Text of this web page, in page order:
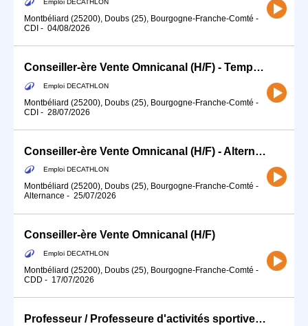
Montbéliard (25200), Doubs (25), Bourgogne-Franche-Comté -
CDI - 04/08/2026
Conseiller-ère Vente Omnicanal (H/F) - Temps partiel
Emploi DECATHLON
Montbéliard (25200), Doubs (25), Bourgogne-Franche-Comté -
CDI - 28/07/2026
Conseiller-ère Vente Omnicanal (H/F) - Alternance
Emploi DECATHLON
Montbéliard (25200), Doubs (25), Bourgogne-Franche-Comté -
Alternance - 25/07/2026
Conseiller-ère Vente Omnicanal (H/F)
Emploi DECATHLON
Montbéliard (25200), Doubs (25), Bourgogne-Franche-Comté -
CDD - 17/07/2026
Professeur / Professeure d'activités sportives (H/F)